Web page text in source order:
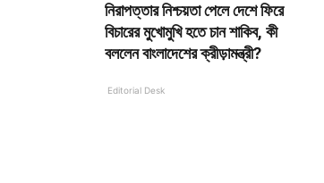
নিরাপত্তার নিশ্চয়তা পেলে দেশে ফিরে
বিচারের মুখোমুখি হতে চান শাকিব, কী
বললেন বাংলাদেশের ক্রীড়ামন্ত্রী?
Editorial Desk